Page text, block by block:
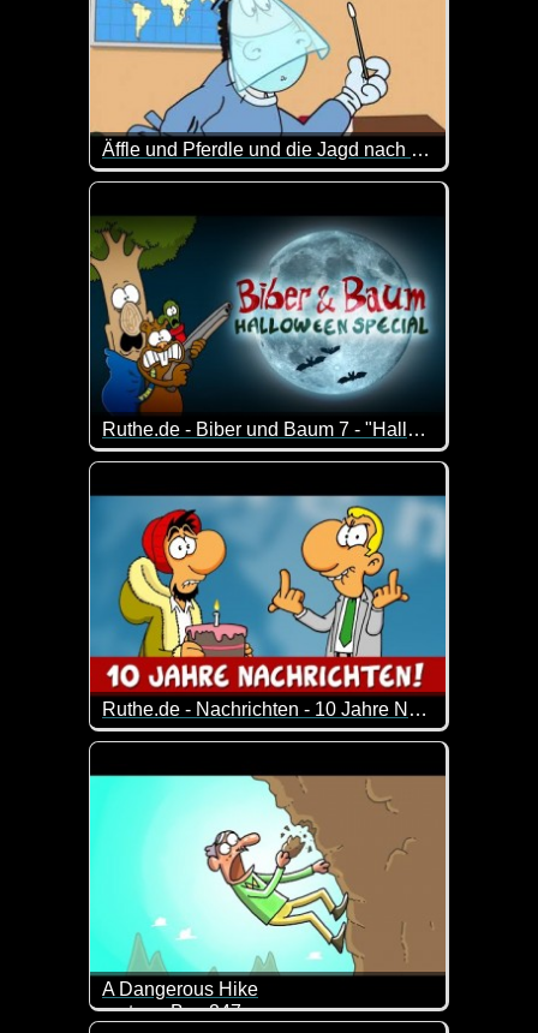
Äffle und Pferdle und die Jagd nach dem Coronavirus
Das Pferdle ist schwer beschäftigt mit dem
Ruthe.de - Biber und Baum 7 - "Halloween-Special"
Halloween-Special der Serie um einen Biber, der
Ruthe.de - Nachrichten - 10 Jahre Nachrichten
Frederik Schrader und Tjorben Eckermann
A Dangerous Hike
cartoon Box 247